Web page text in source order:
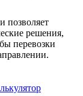
позволяет
решения,
перевозки